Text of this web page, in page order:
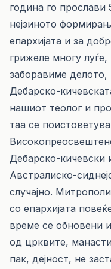
година го прослави
нејзиното
епархијата и за
грижеле многу
заборавиме делото,
Дебарско-
нашиот теолог и
таа се
Дебарско-кичевски
Австралиско-
случајно.
со епархијата
време се обновени
од црквите,
пак, дејност, не